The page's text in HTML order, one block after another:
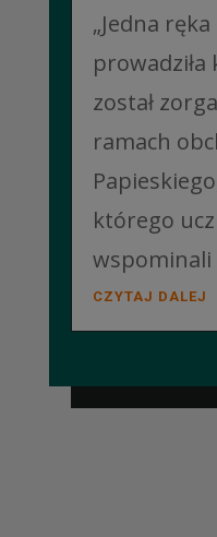
„Jedna
prowadziła
został
ramach
którego
wspominali
CZYTAJ DALEJ